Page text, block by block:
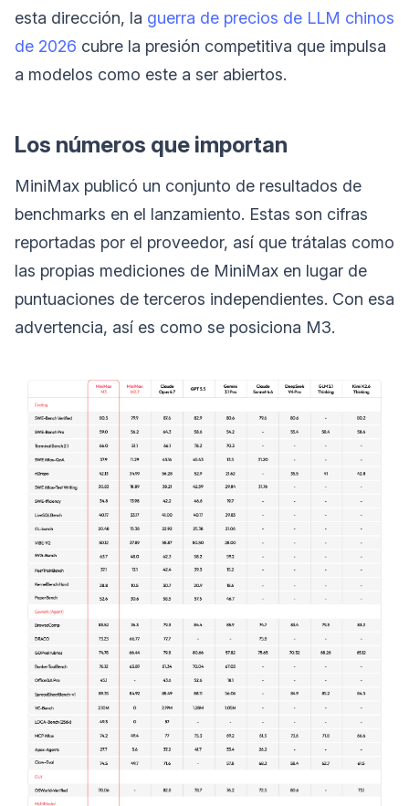
esta dirección, la guerra de precios de LLM chinos
de 2026 cubre la presión competitiva que impulsa
a modelos como este a ser abiertos.
Los números que importan
MiniMax publicó un conjunto de resultados de
benchmarks en el lanzamiento. Estas son cifras
reportadas por el proveedor, así que trátalas como
las propias mediciones de MiniMax en lugar de
puntuaciones de terceros independientes. Con esa
advertencia, así es como se posiciona M3.